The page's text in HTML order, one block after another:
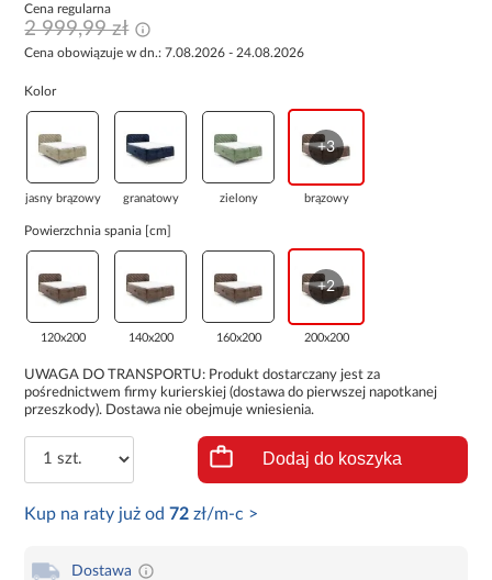
Cena regularna
2 999,99 zł
Cena obowiązuje w dn.: 7.08.2026 - 24.08.2026
Kolor
jasny brązowy granatowy zielony
+3
brązowy
Powierzchnia spania [cm]
120x200 140x200 160x200
+2
200x200
UWAGA DO TRANSPORTU: Produkt dostarczany jest za
pośrednictwem firmy kurierskiej (dostawa do pierwszej napotkanej
przeszkody). Dostawa nie obejmuje wniesienia.
Dodaj do koszyka
Kup na raty już od72 zł/m-c >
Dostawa